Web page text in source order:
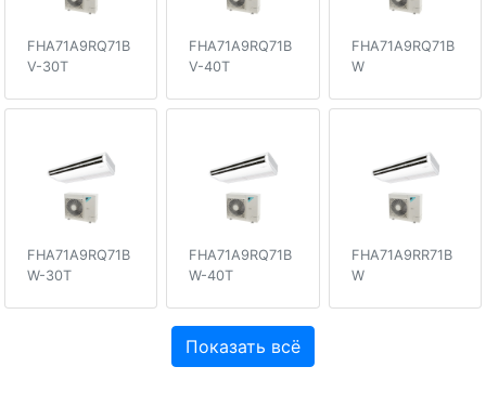
FHA71A9RQ71B
V-30T
FHA71A9RQ71B
V-40T
FHA71A9RQ71B
W
FHA71A9RQ71B
W-30T
FHA71A9RQ71B
W-40T
FHA71A9RR71B
W
Показать всё